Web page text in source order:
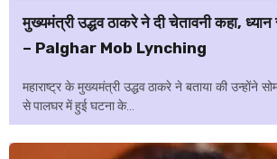
मुख्‍यमंत्री उद्धव ठाकरे ने दी चेतावनी कहा, ध्‍यान
– Palghar Mob Lynching
महाराष्ट्र के मुख्‍यमंत्री उद्धव ठाकरे ने बताया की उन्‍होंने
से पालघर में हुई घटना के...